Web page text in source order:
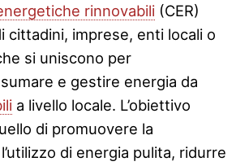
rinnovabili (CER)
cittadini, imprese, enti locali o
si uniscono per
e gestire energia da
a livello locale. L’obiettivo
di promuovere la
di energia pulita, ridurre